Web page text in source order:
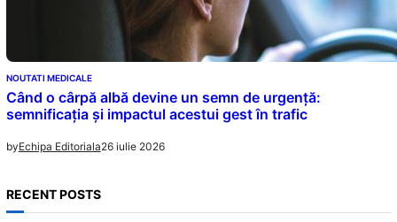
NOUTATI MEDICALE
Când o cârpă albă devine un semn de urgență:
semnificația și impactul acestui gest în trafic
byEchipa Editoriala26 iulie 2026
RECENT POSTS